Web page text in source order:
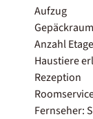
Aufzug
Gepäckraum
Anzahl
Haustiere
Rezeption
Fernseher: